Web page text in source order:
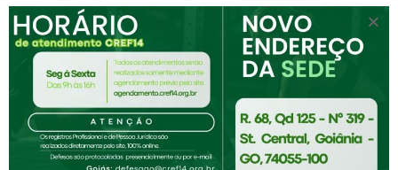
Missão
Assessoria de comunicação Conselheiros Diretoria
Estatuto Galeria dos presidentes História Missão
Organograma Portarias Regimento interno Resoluções
Seccional Pesquisar MISSÃO A missão do CREF14/GO-